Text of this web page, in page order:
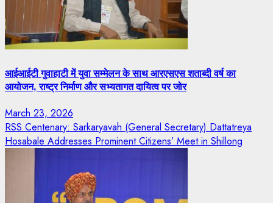
आईआईटी गुवाहाटी में युवा सम्मेलन के साथ आरएसएस शताब्दी वर्ष का
आयोजन, राष्ट्र निर्माण और सभ्यतागत दायित्व पर जोर
March 23, 2026
RSS Centenary: Sarkaryavah (General Secretary) Dattatreya
Hosabale Addresses Prominent Citizens’ Meet in Shillong